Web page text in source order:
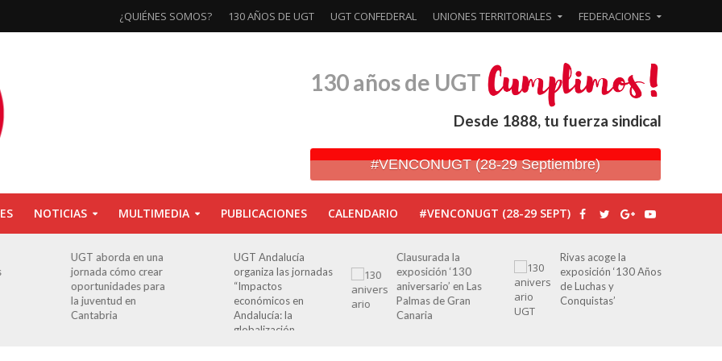
¿QUIÉNES SOMOS? 130 AÑOS DE UGT UGT CONFEDERAL UNIONES TERRITORIALES FEDERACIONES
130 años de UGT
Desde 1888, tu fuerza sindical
#VENCONUGT (28-29 Septiembre)
NOTICIAS MULTIMEDIA PUBLICACIONES CALENDARIO #VENCONUGT (28-29 SEPT)
UGT Andalucía
organiza las jornadas
“Impactos
económicos en
Andalucía: la
Clausurada la
exposición ‘130
aniversario’ en Las
Palmas de Gran
Canaria
Rivas acoge la
exposición ‘130 Años
de Luchas y
Conquistas’
Javier Bueno, el
periodista asesinado
por Franco por sus
editoriales de prensa